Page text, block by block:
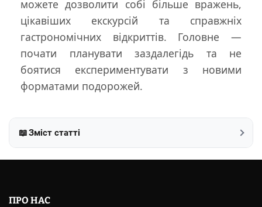
можете дозволити собі більше вражень,
цікавіших екскурсій та справжніх
гастрономічних відкриттів. Головне —
почати планувати заздалегідь та не
боятися експериментувати з новими
форматами подорожей.
📖Зміст статті
ПРО НАС